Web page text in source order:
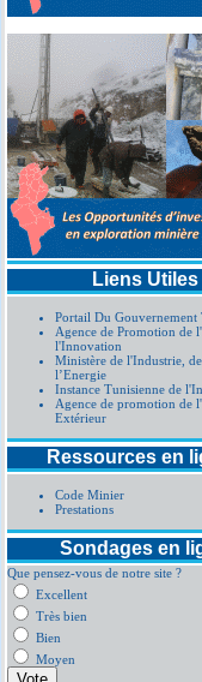
Liens Utiles
Portail Du Gouvernement
Agence de Promotion de
l'Innovation
Ministère de l'Industrie,
l’Energie
Instance Tunisienne de
Agence de promotion de
Extérieur
Ressources en
Code Minier
Prestations
Sondages en
Que pensez-vous de notre site ?
Excellent
Très bien
Bien
Moyen